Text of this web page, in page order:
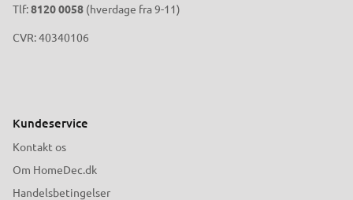
Tlf:8120 0058 (hverdage fra 9-11)
CVR: 40340106
Kundeservice
Kontakt os
Om HomeDec.dk
Handelsbetingelser